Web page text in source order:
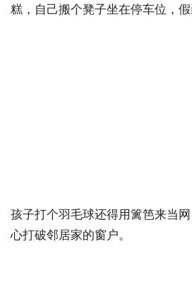
糕，自己搬个凳子坐在停车位，假
孩子打个羽毛球还得用篱笆来当
心打破邻居家的窗户。